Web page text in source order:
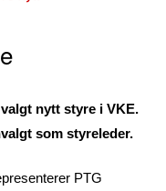
nytt styre i VKE.
som styreleder.
PTG